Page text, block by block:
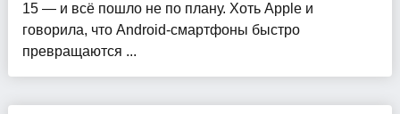
15 — и всё пошло не по плану. Хоть Apple и
говорила, что Android-смартфоны быстро
превращаются ...